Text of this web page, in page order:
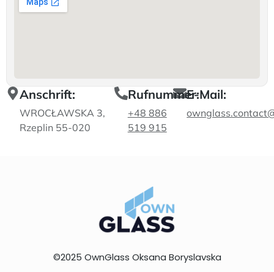
Anschrift:
WROCŁAWSKA 3,
Rzeplin 55-020
Rufnummer:
+48 886
519 915
E-Mail:
©2025 OwnGlass Oksana Boryslavska